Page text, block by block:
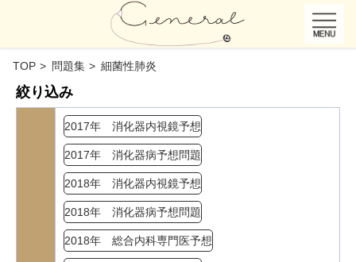
TOP 問題集 細菌性肺炎
絞り込み
2017年 消化器内視鏡予想
2017年 消化器病予想問題
2018年 消化器内視鏡予想
2018年 消化器病予想問題
2018年 総合内科専門医予想